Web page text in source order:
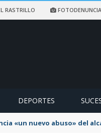
RASTRILLO
DEPORTES
«un nuevo abuso» del